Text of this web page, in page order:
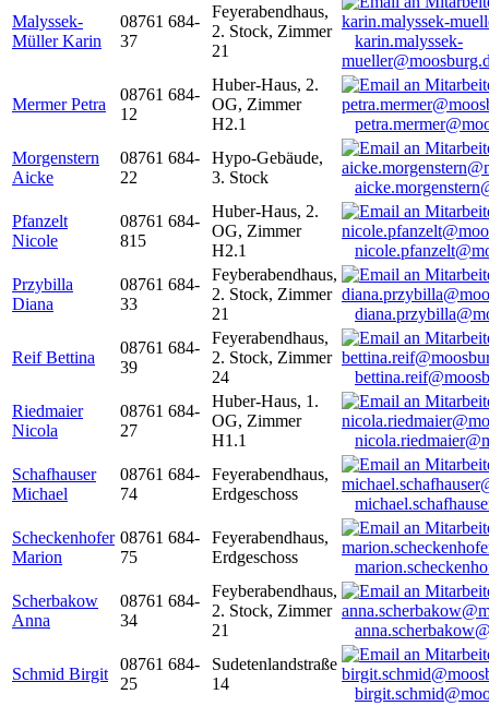
Malyssek-
Müller Karin
08761 684-
37
Feyerabendhaus,
2. Stock, Zimmer
21
karin.malyssek-
Mermer Petra
08761 684-
12
Huber-Haus, 2.
OG, Zimmer
H2.1
Morgenstern
Aicke
08761 684-
22
Hypo-Gebäude,
3. Stock
Pfanzelt
Nicole
08761 684-
815
Huber-Haus, 2.
OG, Zimmer
H2.1
Przybilla
Diana
08761 684-
33
Feyberabendhaus,
2. Stock, Zimmer
21
Reif Bettina
08761 684-
39
Feyerabendhaus,
2. Stock, Zimmer
24
Riedmaier
Nicola
08761 684-
27
Huber-Haus, 1.
OG, Zimmer
H1.1
Schafhauser
Michael
08761 684-
74
Feyerabendhaus,
Erdgeschoss
Scheckenhofer
Marion
08761 684-
75
Feyerabendhaus,
Erdgeschoss
Scherbakow
Anna
08761 684-
34
Feyberabendhaus,
2. Stock, Zimmer
21
Schmid Birgit
08761 684-
25
Sudetenlandstraße
14